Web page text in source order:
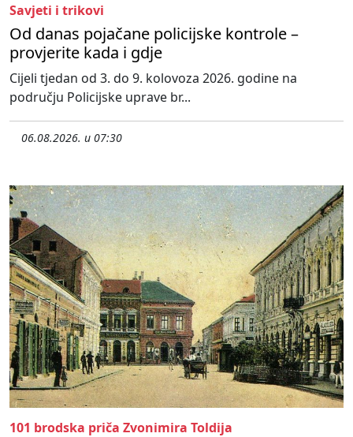
Savjeti i trikovi
Od danas pojačane policijske kontrole –
provjerite kada i gdje
Cijeli tjedan od 3. do 9. kolovoza 2026. godine na
području Policijske uprave br...
06.08.2026. u 07:30
101 brodska priča Zvonimira Toldija